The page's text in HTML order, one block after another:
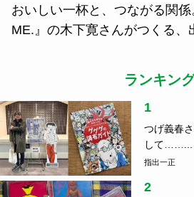
おいしい一杯と、つながる関
ME.』の木下寛さんがつくる、
ランキン
1
つげ義春
して……...
指出一正
2